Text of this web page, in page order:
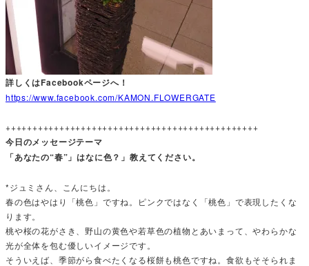
詳しくはFacebookページへ！
https://www.facebook.com/KAMON.FLOWERGATE
+++++++++++++++++++++++++++++++++++++++++++++++
今日のメッセージテーマ
「あなたの“春”」はなに色？」教えてください。
*ジュミさん、こんにちは。
春の色はやはり「桃色」ですね。ピンクではなく「桃色」で表現したくな
ります。
桃や桜の花がさき、野山の黄色や若草色の植物とあいまって、やわらかな
光が全体を包む優しいイメージです。
そういえば、季節がら食べたくなる桜餅も桃色ですね。食欲もそそられま